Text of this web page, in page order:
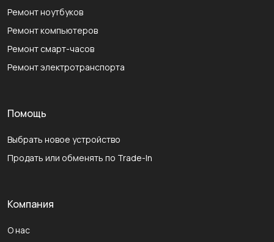
Ремонт ноутбуков
Ремонт компьютеров
Ремонт смарт-часов
Ремонт электротранспорта
Помощь
Выбрать новое устройство
Продать или обменять по Trade-In
Компания
О нас